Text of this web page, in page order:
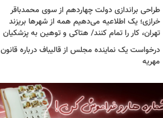
طراحی براندازی دولت چهاردهم از سوی محمدباقر
خرازی؛ یک اطلاعیه می‌دهیم همه از شهرها بریزند
تهران، کار را تمام کنند/ هتاکی و توهین به پزشکیان
درخواست یک نماینده مجلس از قالیباف درباره قانون
مهریه